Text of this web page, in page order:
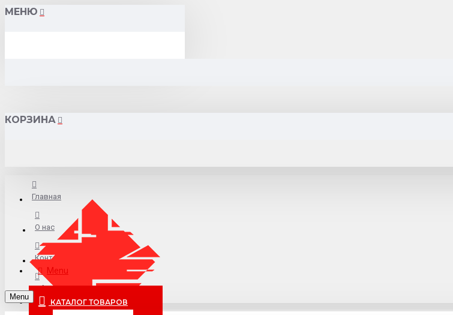
МЕНЮ
КОРЗИНА
Главная
О нас
Контакты
info@pixel-trade.ru
Menu
КАТАЛОГ ТОВАРОВ
Menu